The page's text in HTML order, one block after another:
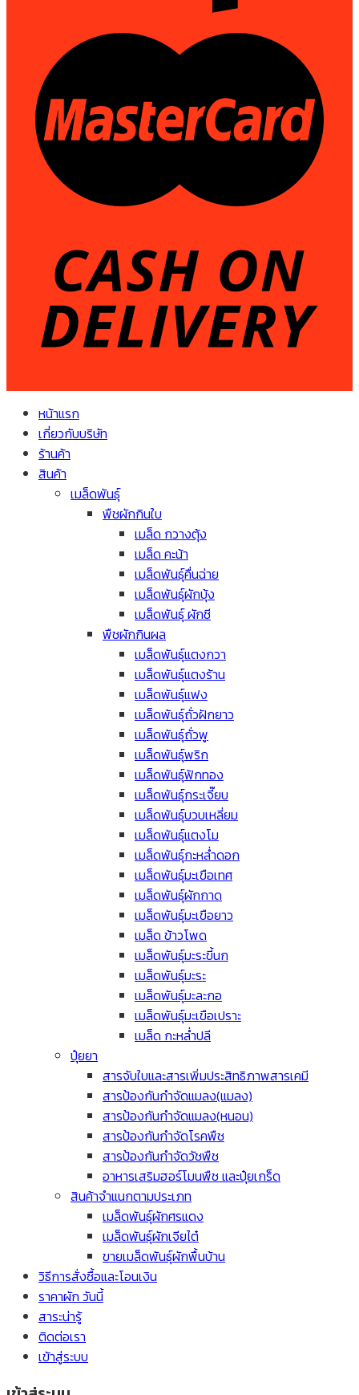
หน้าแรก
เกี่ยวกับบริษัท
ร้านค้า
สินค้า
เมล็ดพันธุ์
พืชผักกินใบ
เมล็ด กวางตุ้ง
เมล็ด คะน้า
เมล็ดพันธุ์คื่นฉ่าย
เมล็ดพันธุ์ผักบุ้ง
เมล็ดพันธุ์ ผักชี
พืชผักกินผล
เมล็ดพันธุ์แตงกวา
เมล็ดพันธุ์แตงร้าน
เมล็ดพันธุ์แฟง
เมล็ดพันธุ์ถั่วฝักยาว
เมล็ดพันธุ์ถั่วพู
เมล็ดพันธุ์พริก
เมล็ดพันธุ์ฟักทอง
เมล็ดพันธุ์กระเจี๊ยบ
เมล็ดพันธุ์บวบเหลี่ยม
เมล็ดพันธุ์แตงโม
เมล็ดพันธุ์กะหล่ำดอก
เมล็ดพันธุ์มะเขือเทศ
เมล็ดพันธุ์ผักกาด
เมล็ดพันธุ์มะเขือยาว
เมล็ด ข้าวโพด
เมล็ดพันธุ์มะระขี้นก
เมล็ดพันธุ์มะระ
เมล็ดพันธุ์มะละกอ
เมล็ดพันธุ์มะเขือเปราะ
เมล็ด กะหล่ำปลี
ปุ๋ยยา
สารจับใบและสารเพิ่มประสิทธิภาพสารเคมี
สารป้องกันกำจัดแมลง(แมลง)
สารป้องกันกำจัดแมลง(หนอน)
สารป้องกันกำจัดโรคพืช
สารป้องกันกำจัดวัชพืช
อาหารเสริมฮอร์โมนพืช และปุ๋ยเกร็ด
สินค้าจำแนกตามประเภท
เมล็ดพันธุ์ผักศรแดง
เมล็ดพันธุ์ผักเจียไต๋
ขายเมล็ดพันธุ์ผักพื้นบ้าน
วิธีการสั่งซื้อและโอนเงิน
ราคาผัก วันนี้
สาระน่ารู้
ติดต่อเรา
เข้าสู่ระบบ